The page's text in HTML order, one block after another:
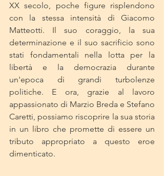
XX secolo, poche figure risplendono
con la stessa intensità di Giacomo
Matteotti. Il suo coraggio, la sua
determinazione e il suo sacrificio sono
stati fondamentali nella lotta per la
libertà e la democrazia durante
un'epoca di grandi turbolenze
politiche. E ora, grazie al lavoro
appassionato di Marzio Breda e Stefano
Caretti, possiamo riscoprire la sua storia
in un libro che promette di essere un
tributo appropriato a questo eroe
dimenticato.